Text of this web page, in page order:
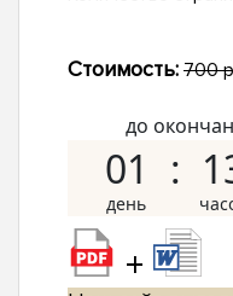
Стоимость: 700
до
01
+